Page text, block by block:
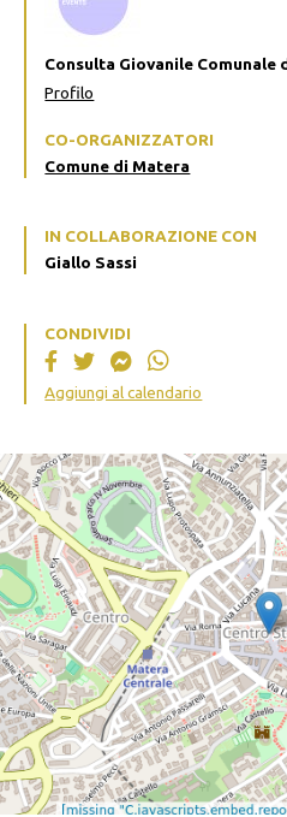
Consulta Giovanile Comunale
Profilo
CO-ORGANIZZATORI
Comune di Matera
IN COLLABORAZIONE CON
Giallo Sassi
CONDIVIDI
Aggiungi al calendario